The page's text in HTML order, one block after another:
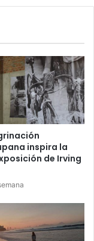
inspira la
de Irving